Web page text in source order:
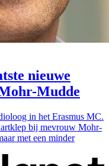
nieuwe
Mudde
in het Erasmus MC.
bij mevrouw Mohr-
met een minder